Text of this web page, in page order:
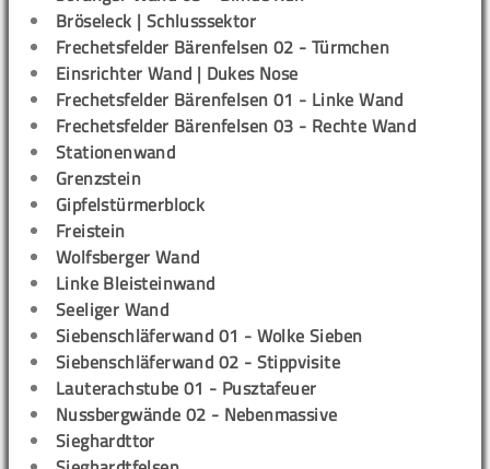
Bröseleck | Schlusssektor
Frechetsfelder Bärenfelsen 02 - Türmchen
Einsrichter Wand | Dukes Nose
Frechetsfelder Bärenfelsen 01 - Linke Wand
Frechetsfelder Bärenfelsen 03 - Rechte Wand
Stationenwand
Grenzstein
Gipfelstürmerblock
Freistein
Wolfsberger Wand
Linke Bleisteinwand
Seeliger Wand
Siebenschläferwand 01 - Wolke Sieben
Siebenschläferwand 02 - Stippvisite
Lauterachstube 01 - Pusztafeuer
Nussbergwände 02 - Nebenmassive
Sieghardttor